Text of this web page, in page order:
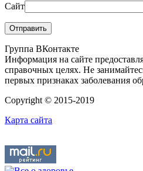
Сайт
Группа ВКонтакте
Информация на сайте
справочных целях. Не
первых признаках заболевания
Copyright © 2015-2019
Карта сайта